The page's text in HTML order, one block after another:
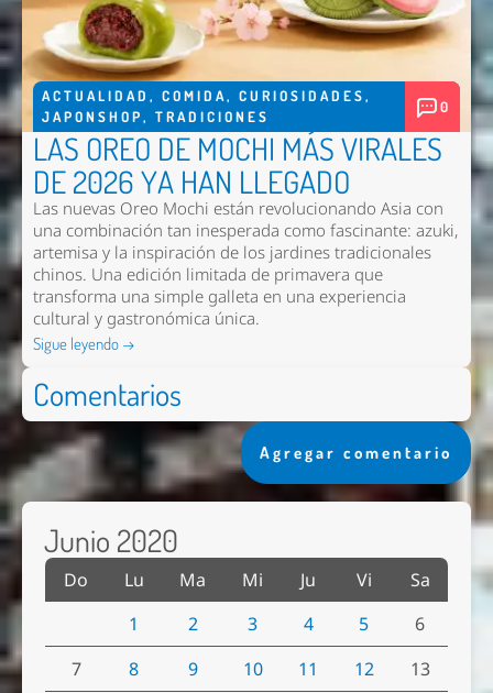
ACTUALIDAD , COMIDA, CURIOSIDADES,
JAPONSHOP, TRADICIONES
0
LAS OREO DE MOCHI MÁS VIRALES
DE 2026 YA HAN LLEGADO
Las nuevas Oreo Mochi están revolucionando Asia con
una combinación tan inesperada como fascinante: azuki,
artemisa y la inspiración de los jardines tradicionales
chinos. Una edición limitada de primavera que
transforma una simple galleta en una experiencia
cultural y gastronómica única.
Sigue leyendo →
Comentarios
Agregar comentario
Junio 2020
Do Lu Ma Mi Ju Vi
Sa
1
2 3 4 5
6
7
8 9 10 11 12
13